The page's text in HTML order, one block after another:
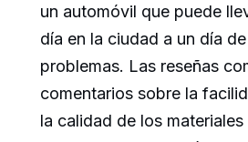
un automóvil que puede
día en la ciudad a un día
problemas. Las reseñas
comentarios sobre la
la calidad de los